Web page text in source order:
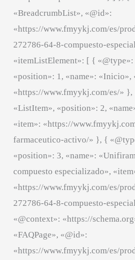
«BreadcrumbList», «@id»:
«https://www.fmyykj.com/es/
272786-64-8-compuesto-
«itemListElement»: [ {
«position»: 1, «name»: «Inicio»,
«https://www.fmyykj.com/es/» },
«ListItem», «position»: 2,
«item»: «https://
farmaceutico-activo/» }, {
«position»: 3, «name»:
compuesto especializado»,
«https://www.fmyykj.com/es/
272786-64-8-compuesto-
«@context»: «https://
«FAQPage», «@id»:
«https://www.fmyykj.com/es/